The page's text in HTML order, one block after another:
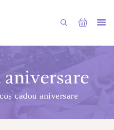
aniversare
coș cadou aniversare